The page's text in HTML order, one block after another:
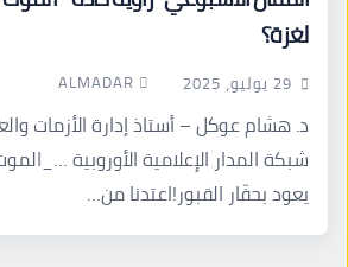
لغزة؟
29 يوليو، 2025 ALMADAR
د. هشام عوكل – أستاذ إدارة الأزمات
شبكة المدار الإعلامية الأوروبية
يعود بحفّار القبور!اعتدنا من…